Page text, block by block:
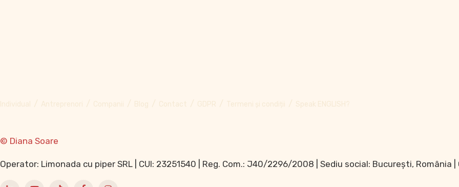
Individual Antreprenori Companii Blog Contact GDPR Termeni și condiții Speak ENGLISH?
© Diana Soare
Operator: Limonada cu piper SRL | CUI: 23251540 | Reg. Com.: J40/2296/2008 | Sediu social: București, România